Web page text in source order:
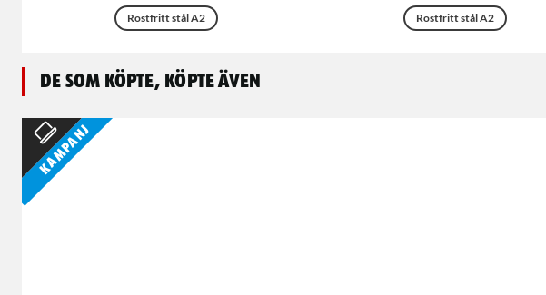
Rostfritt stål A2
Rostfritt stål A2
De som köpte, köpte även
Kampanj